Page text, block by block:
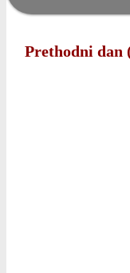
Prethodni dan